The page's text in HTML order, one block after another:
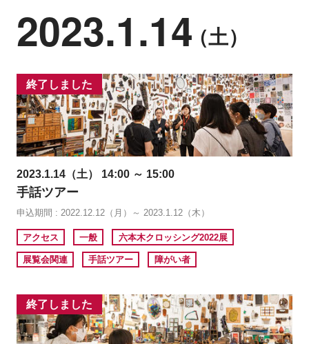
2023.1.14（土）
終了しました
2023.1.14（土） 14:00 ～ 15:00
手話ツアー
申込期間 : 2022.12.12（月）～ 2023.1.12（木）
アクセス 一般 六本木クロッシング2022展
展覧会関連 手話ツアー 障がい者
終了しました